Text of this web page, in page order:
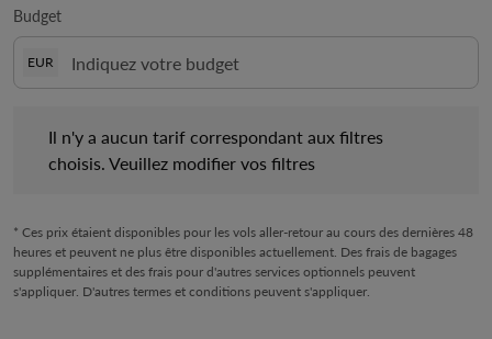
Budget
EUR
Il n'y a aucun tarif correspondant aux filtres
choisis. Veuillez modifier vos filtres
* Ces prix étaient disponibles pour les vols aller-retour au cours des dernières 48
heures et peuvent ne plus être disponibles actuellement. Des frais de bagages
supplémentaires et des frais pour d'autres services optionnels peuvent
s'appliquer. D'autres termes et conditions peuvent s'appliquer.